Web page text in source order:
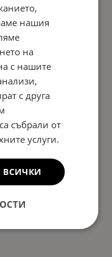
нашия
на
с нашите
с друга
събрали от
услуги.
ВСИЧКИ